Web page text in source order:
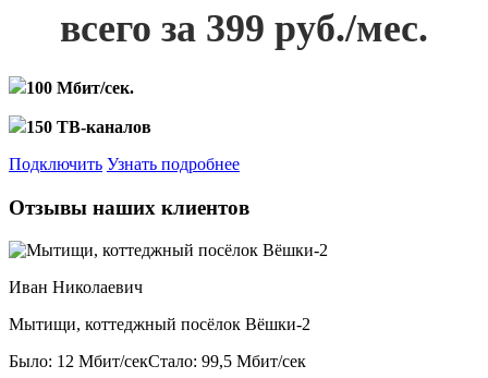
всего за 399 руб./мес.
100 Мбит/сек.
150 ТВ-каналов
Подключить Узнать подробнее
Отзывы наших клиентов
Иван Николаевич
Мытищи, коттеджный посёлок Вёшки-2
Было: 12 Мбит/секСтало: 99,5 Мбит/сек